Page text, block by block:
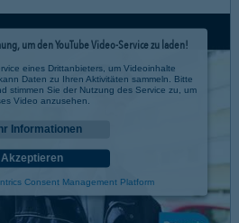
um den YouTube Video-Service zu laden!
eines Drittanbieters, um Videoinhalte
Daten zu Ihren Aktivitäten sammeln. Bitte
stimmen Sie der Nutzung des Service zu, um
Video anzusehen.
Informationen
Akzeptieren
Consent Management Platform